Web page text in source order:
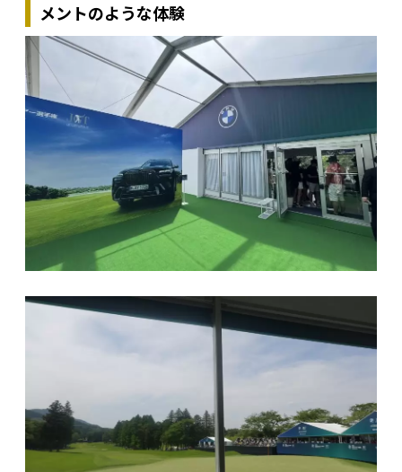
メントのような体験